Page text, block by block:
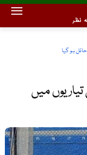
نظر
ہو گیا
میں